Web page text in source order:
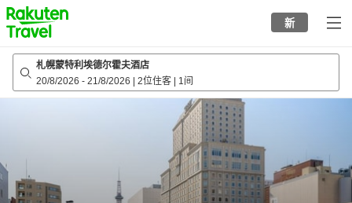
to
top
page
新
札幌蒙特利埃德尔霍夫酒店
20/8/2026 - 21/8/2026 2位住客 1间